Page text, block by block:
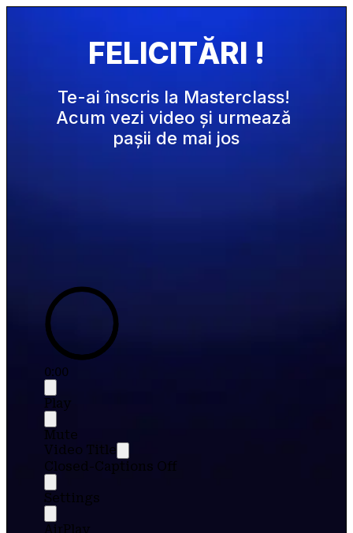
Te-ai înscris la Masterclass!
Acum vezi video și urmează
pașii de mai jos
FELICITĂRI !
0:00
Play
Mute
Video Title
Closed-Captions Off
Settings
AirPlay